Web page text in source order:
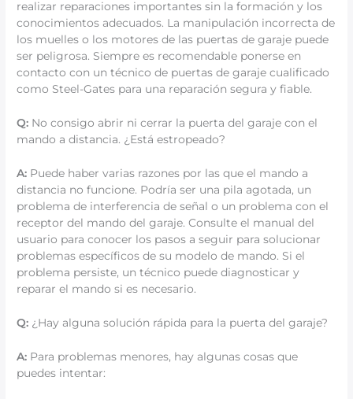
realizar reparaciones importantes sin la formación y los
conocimientos adecuados. La manipulación incorrecta de
los muelles o los motores de las puertas de garaje puede
ser peligrosa. Siempre es recomendable ponerse en
contacto con un técnico de puertas de garaje cualificado
como Steel-Gates para una reparación segura y fiable.
Q: No consigo abrir ni cerrar la puerta del garaje con el
mando a distancia. ¿Está estropeado?
A: Puede haber varias razones por las que el mando a
distancia no funcione. Podría ser una pila agotada, un
problema de interferencia de señal o un problema con el
receptor del mando del garaje. Consulte el manual del
usuario para conocer los pasos a seguir para solucionar
problemas específicos de su modelo de mando. Si el
problema persiste, un técnico puede diagnosticar y
reparar el mando si es necesario.
Q: ¿Hay alguna solución rápida para la puerta del garaje?
A: Para problemas menores, hay algunas cosas que
puedes intentar: